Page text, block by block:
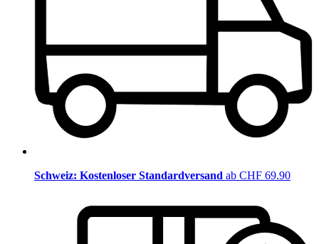
Schweiz: Kostenloser Standardversand ab CHF 69.90